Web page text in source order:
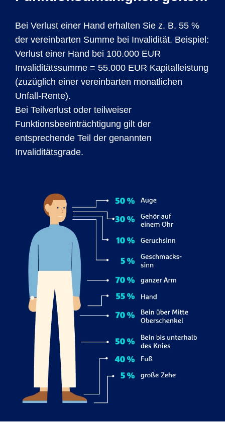
Bei Verlust einer Hand erhalten Sie z. B. 55 %
der vereinbarten Summe bei Invalidität. Beispiel:
Verlust einer Hand bei 100.000 EUR
Invaliditätssumme = 55.000 EUR Kapitalleistung
(zuzüglich einer vereinbarten monatlichen
Unfall-Rente).
Bei Teilverlust oder teilweiser
Funktionsbeeinträchtigung gilt der
entsprechende Teil der genannten
Invaliditätsgrade.